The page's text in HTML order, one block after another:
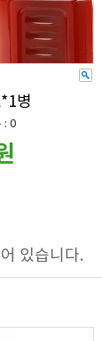
병
: 0
있습니다.